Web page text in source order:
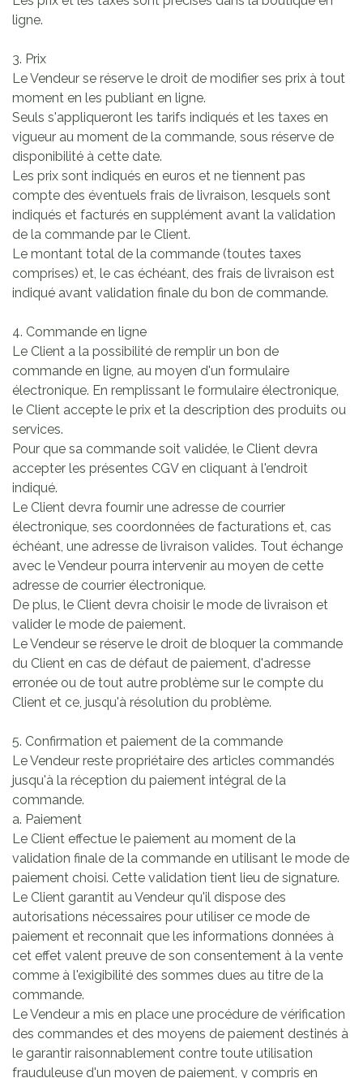
ligne.
3. Prix
Le Vendeur se réserve le droit de modifier ses prix à tout
moment en les publiant en ligne.
Seuls s'appliqueront les tarifs indiqués et les taxes en
vigueur au moment de la commande, sous réserve de
disponibilité à cette date.
Les prix sont indiqués en euros et ne tiennent pas
compte des éventuels frais de livraison, lesquels sont
indiqués et facturés en supplément avant la validation
de la commande par le Client.
Le montant total de la commande (toutes taxes
comprises) et, le cas échéant, des frais de livraison est
indiqué avant validation finale du bon de commande.
4. Commande en ligne
Le Client a la possibilité de remplir un bon de
commande en ligne, au moyen d'un formulaire
électronique. En remplissant le formulaire électronique,
le Client accepte le prix et la description des produits ou
services.
Pour que sa commande soit validée, le Client devra
accepter les présentes CGV en cliquant à l'endroit
indiqué.
Le Client devra fournir une adresse de courrier
électronique, ses coordonnées de facturations et, cas
échéant, une adresse de livraison valides. Tout échange
avec le Vendeur pourra intervenir au moyen de cette
adresse de courrier électronique.
De plus, le Client devra choisir le mode de livraison et
valider le mode de paiement.
Le Vendeur se réserve le droit de bloquer la commande
du Client en cas de défaut de paiement, d'adresse
erronée ou de tout autre problème sur le compte du
Client et ce, jusqu'à résolution du problème.
5. Confirmation et paiement de la commande
Le Vendeur reste propriétaire des articles commandés
jusqu'à la réception du paiement intégral de la
commande.
a. Paiement
Le Client effectue le paiement au moment de la
validation finale de la commande en utilisant le mode de
paiement choisi. Cette validation tient lieu de signature.
Le Client garantit au Vendeur qu'il dispose des
autorisations nécessaires pour utiliser ce mode de
paiement et reconnait que les informations données à
cet effet valent preuve de son consentement à la vente
comme à l'exigibilité des sommes dues au titre de la
commande.
Le Vendeur a mis en place une procédure de vérification
des commandes et des moyens de paiement destinés à
le garantir raisonnablement contre toute utilisation
frauduleuse d'un moyen de paiement, y compris en